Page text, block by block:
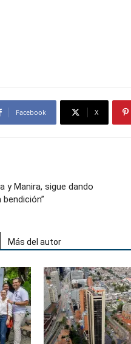
Facebook X
y Manira, sigue dando
Más del autor